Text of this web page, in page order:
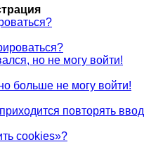
но не могу войти!
больше не могу войти!
повторять ввод
cookies»?